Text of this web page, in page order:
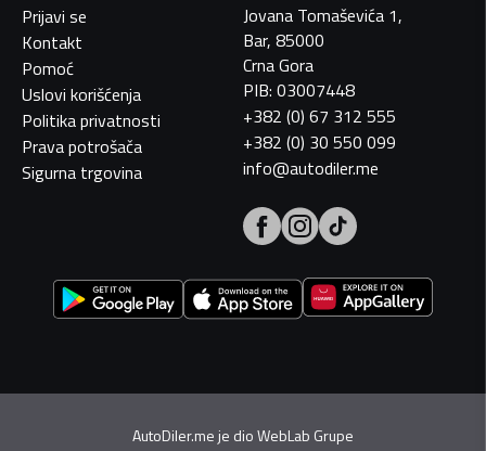
Prijavi se
Kontakt
Pomoć
Uslovi korišćenja
Politika privatnosti
Prava potrošača
Sigurna trgovina
Jovana Tomaševića 1,
Bar, 85000
Crna Gora
PIB: 03007448
+382 (0) 67 312 555
+382 (0) 30 550 099
info@autodiler.me
AutoDiler.me je dioWebLab Grupe